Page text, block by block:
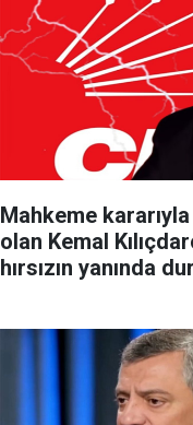
Mahkeme
olan Kemal
hırsızın yanında